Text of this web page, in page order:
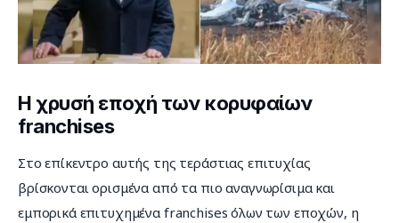
Η χρυσή εποχή των κορυφαίων
franchises
Στο επίκεντρο αυτής της τεράστιας επιτυχίας
βρίσκονται ορισμένα από τα πιο αναγνωρίσιμα και
εμπορικά επιτυχημένα franchises όλων των εποχών, η